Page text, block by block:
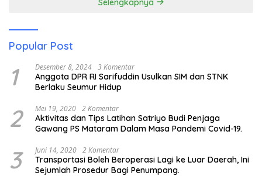
Popular Post
1 Desember 8, 2024 3 Komentar
Anggota DPR RI Sarifuddin Usulkan SIM dan STNK
Berlaku Seumur Hidup
2 Mei 19, 2020 2 Komentar
Aktivitas dan Tips Latihan Satriyo Budi Penjaga
Gawang PS Mataram Dalam Masa Pandemi Covid-19.
3 Juni 14, 2020 2 Komentar
Transportasi Boleh Beroperasi Lagi ke Luar Daerah, Ini
Sejumlah Prosedur Bagi Penumpang.